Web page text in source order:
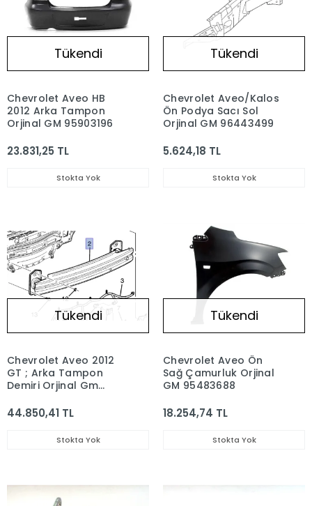
Tükendi
Chevrolet Aveo HB
2012 Arka Tampon
Orjinal GM 95903196
23.831,25 TL
Stokta Yok
Tükendi
Chevrolet Aveo/Kalos
Ön Podya Sacı Sol
Orjinal GM 96443499
5.624,18 TL
Stokta Yok
Tükendi
Chevrolet Aveo 2012
GT ; Arka Tampon
Demiri Orjinal Gm
44.850,41 TL
Stokta Yok
Tükendi
Chevrolet Aveo Ön
Sağ Çamurluk Orjinal
GM 95483688
18.254,74 TL
Stokta Yok